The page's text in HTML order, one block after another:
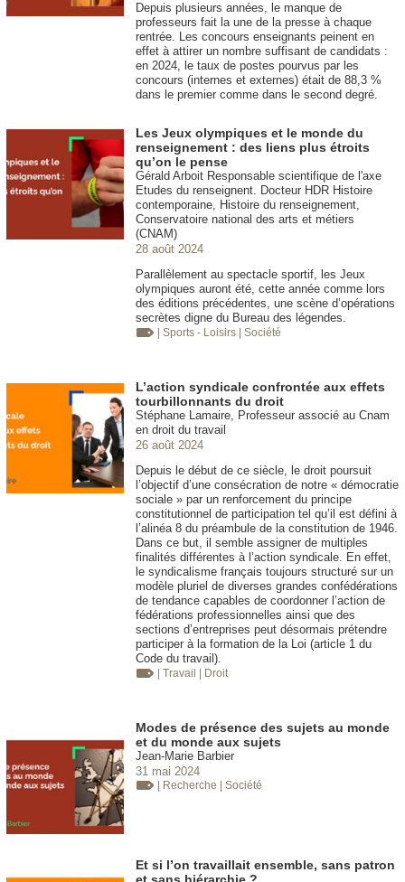
Depuis plusieurs années, le manque de
professeurs fait la une de la presse à chaque
rentrée. Les concours enseignants peinent en
effet à attirer un nombre suffisant de candidats :
en 2024, le taux de postes pourvus par les
concours (internes et externes) était de 88,3 %
dans le premier comme dans le second degré.
Les Jeux olympiques et le monde du
renseignement : des liens plus étroits
qu’on le pense
Gérald Arboit Responsable scientifique de l'axe
Etudes du renseignent. Docteur HDR Histoire
contemporaine, Histoire du renseignement,
Conservatoire national des arts et métiers
(CNAM)
28 août 2024
Parallèlement au spectacle sportif, les Jeux
olympiques auront été, cette année comme lors
des éditions précédentes, une scène d’opérations
secrètes digne du Bureau des légendes.
| Sports - Loisirs | Société
L’action syndicale confrontée aux effets
tourbillonnants du droit
Stéphane Lamaire, Professeur associé au Cnam
en droit du travail
26 août 2024
Depuis le début de ce siècle, le droit poursuit
l’objectif d’une consécration de notre « démocratie
sociale » par un renforcement du principe
constitutionnel de participation tel qu’il est défini à
l’alinéa 8 du préambule de la constitution de 1946.
Dans ce but, il semble assigner de multiples
finalités différentes à l’action syndicale. En effet,
le syndicalisme français toujours structuré sur un
modèle pluriel de diverses grandes confédérations
de tendance capables de coordonner l’action de
fédérations professionnelles ainsi que des
sections d’entreprises peut désormais prétendre
participer à la formation de la Loi (article 1 du
Code du travail).
| Travail | Droit
Modes de présence des sujets au monde
et du monde aux sujets
Jean-Marie Barbier
31 mai 2024
| Recherche | Société
Et si l’on travaillait ensemble, sans patron